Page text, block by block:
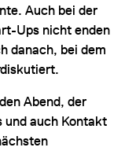
Auch bei der
Ups nicht enden
danach, bei dem
Abend, der
und auch Kontakt